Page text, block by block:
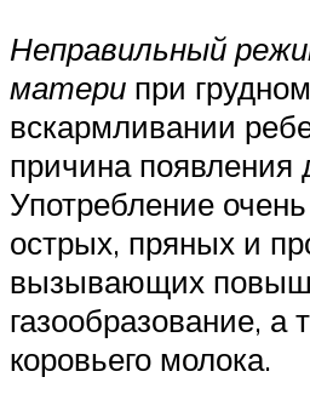
Неправильный
матери при грудном
вскармливании
причина появления
Употребление
острых, пряных и
вызывающих
газообразование, а
коровьего молока.